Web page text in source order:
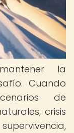
la
Cuando
de
crisis